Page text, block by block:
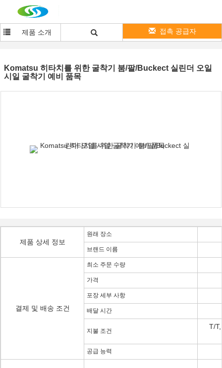
제품 소개 접촉 공급자
Komatsu 히타치를 위한 굴착기 붐/팔/Buckect 실린더 오일
시일 굴착기 예비 품목
제품 상세 정보
원래 장소
브랜드 이름
결제 및 배송 조건
최소 주문 수량
가격
포장 세부 사항
배달 시간
지불 조건
T/
공급 능력